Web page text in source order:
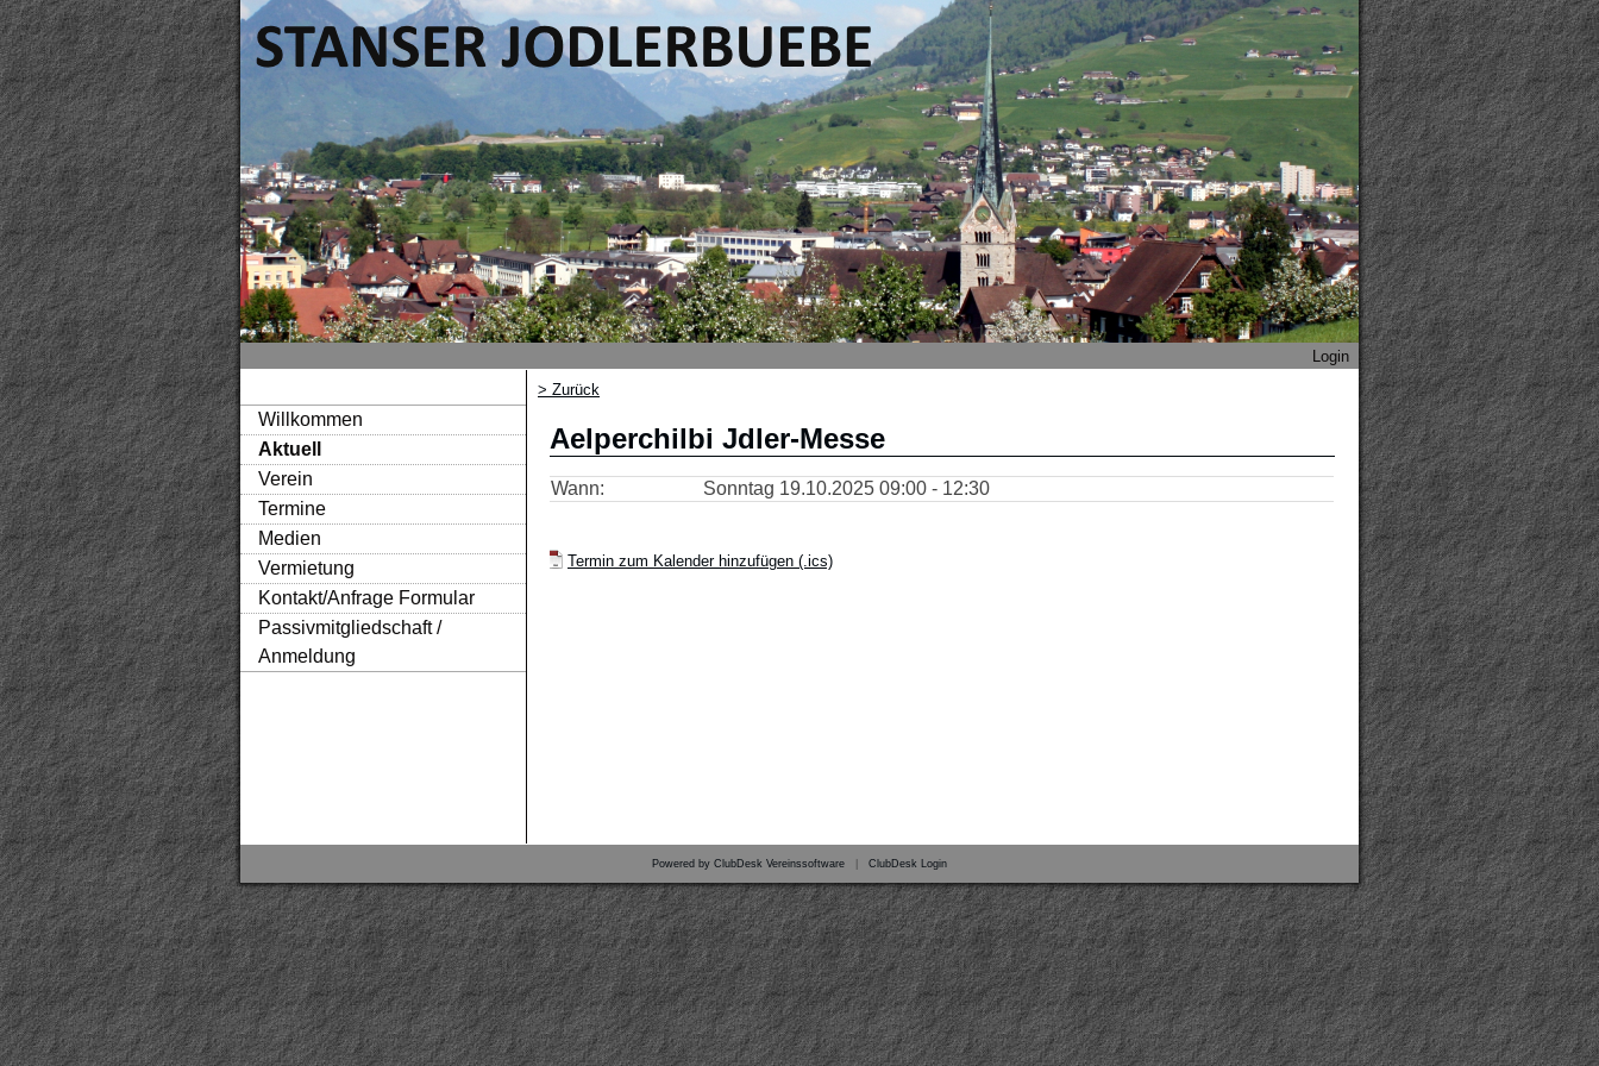
Login
Willkommen
Aktuell
Verein
Termine
Medien
Vermietung
Kontakt/Anfrage Formular
Passivmitgliedschaft /
Anmeldung
> Zurück
Aelperchilbi Jdler-Messe
Wann: Sonntag 19.10.2025 09:00 - 12:30
Termin zum Kalender hinzufügen (.ics)
Powered by ClubDesk Vereinssoftware| ClubDesk Login